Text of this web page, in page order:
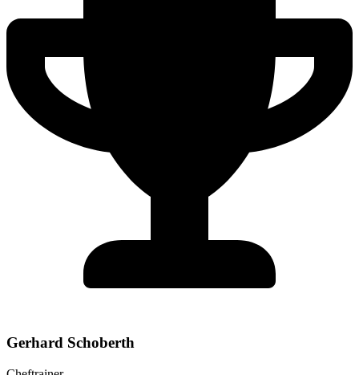
Gerhard Schoberth